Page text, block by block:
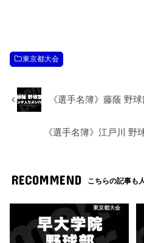
東京都大会
《選手名簿》藤蔭 野
《選手名簿》江戸川 野
RECOMMEND こちらの記事も
東京都大会